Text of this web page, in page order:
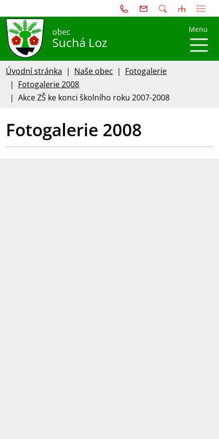
obec
Suchá Loz
Menu
Úvodní stránka Naše obec
Fotogalerie
Fotogalerie 2008
Akce ZŠ ke konci školního roku 2007-2008
Fotogalerie 2008